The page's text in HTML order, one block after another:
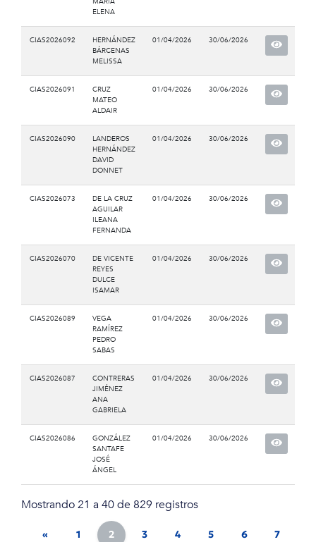
ELENA
CIAS2026092
HERNÁNDEZ
BÁRCENAS
MELISSA
01/04/2026 30/06/2026
CIAS2026091
CRUZ
MATEO
ALDAIR
01/04/2026 30/06/2026
CIAS2026090
LANDEROS
HERNÁNDEZ
DAVID
DONNET
01/04/2026 30/06/2026
CIAS2026073
DE LA CRUZ
AGUILAR
ILEANA
FERNANDA
01/04/2026 30/06/2026
CIAS2026070
DE VICENTE
REYES
DULCE
ISAMAR
01/04/2026 30/06/2026
CIAS2026089
VEGA
RAMÍREZ
PEDRO
SABAS
01/04/2026 30/06/2026
CIAS2026087
CONTRERAS
JIMÉNEZ
ANA
GABRIELA
01/04/2026 30/06/2026
CIAS2026086
GONZÁLEZ
SANTAFE
JOSÉ
ÁNGEL
01/04/2026 30/06/2026
Mostrando 21 a 40 de 829 registros
« 1 2 3 4 5 6 7